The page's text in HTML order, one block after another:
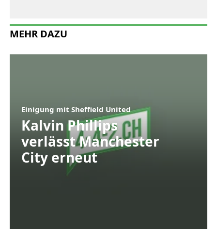
MEHR DAZU
Einigung mit Sheffield United
Kalvin Phillips
verlässt Manchester
City erneut